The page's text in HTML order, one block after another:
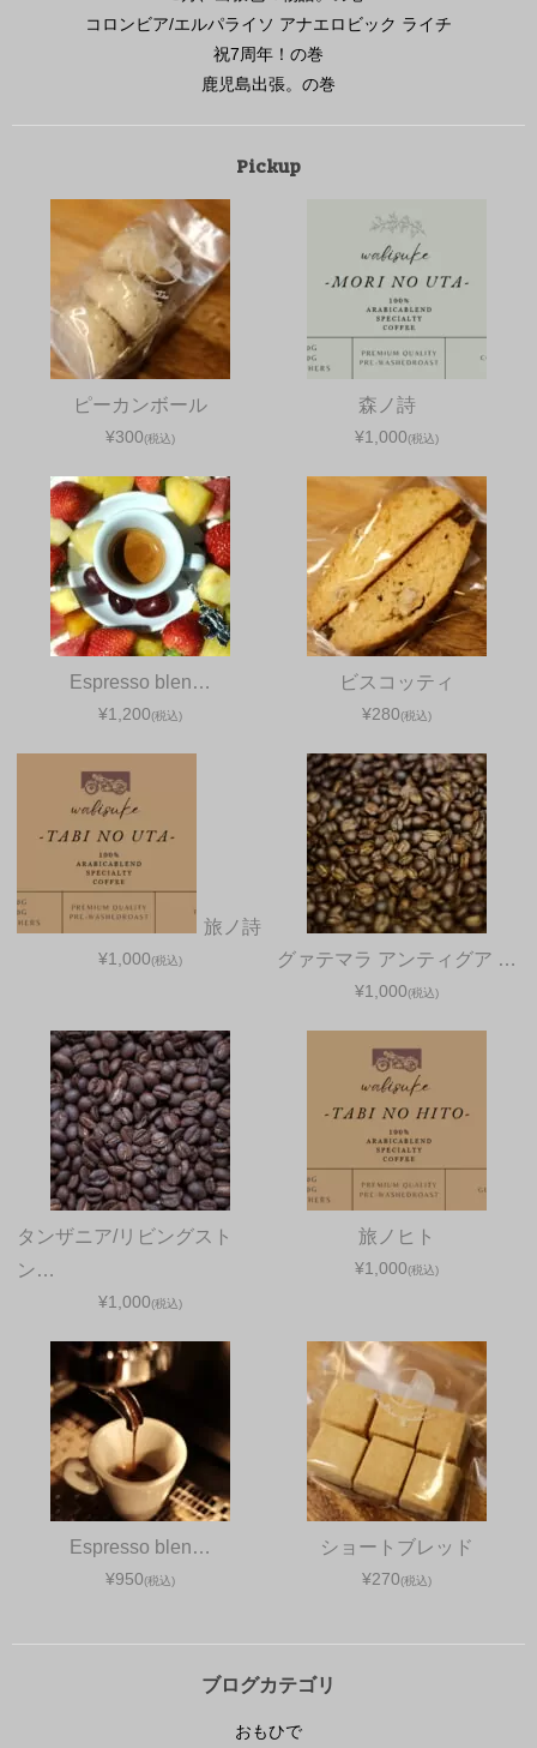
コロンビア/エルパライソ アナエロビック ライチ
祝7周年！の巻
鹿児島出張。の巻
Pickup
ピーカンボール
¥300(税込)
森ノ詩
¥1,000(税込)
Espresso blen…
¥1,200(税込)
ビスコッティ
¥280(税込)
旅ノ詩
¥1,000(税込) グァテマラ アンティグア …
¥1,000(税込)
タンザニア/リビングスト
ン…
¥1,000(税込)
旅ノヒト
¥1,000(税込)
Espresso blen…
¥950(税込)
ショートブレッド
¥270(税込)
ブログカテゴリ
おもひで